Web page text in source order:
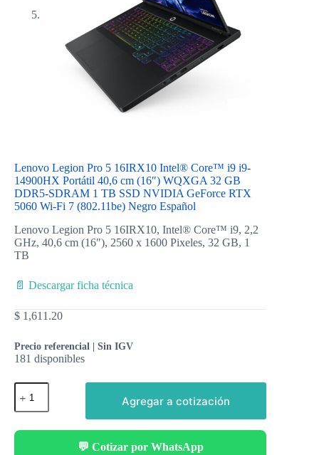
Lenovo Legion Pro 5 16IRX10 Intel® Core™ i9 i9-
14900HX Portátil 40,6 cm (16″) WQXGA 32 GB
DDR5-SDRAM 1 TB SSD NVIDIA GeForce RTX
5060 Wi-Fi 7 (802.11be) Negro Español
Lenovo Legion Pro 5 16IRX10, Intel® Core™ i9, 2,2
GHz, 40,6 cm (16″), 2560 x 1600 Pixeles, 32 GB, 1
TB
📄 Descargar ficha técnica
$ 1,611.20
Precio referencial | Sin IGV
181 disponibles
Agregar a cotización
💬 Cotizar por WhatsApp